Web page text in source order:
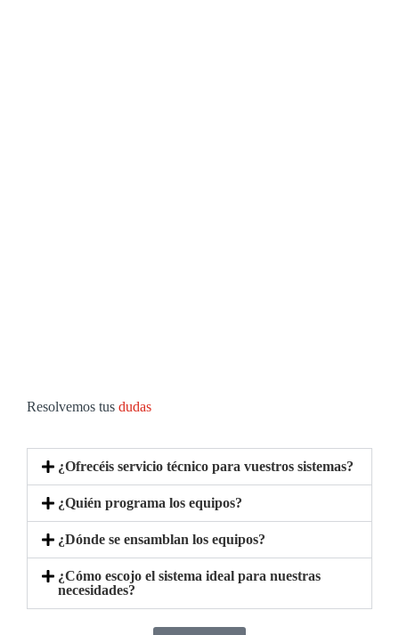
Resolvemos tus dudas
¿Ofrecéis servicio técnico para vuestros sistemas?
¿Quién programa los equipos?
¿Dónde se ensamblan los equipos?
¿Cómo escojo el sistema ideal para nuestras
necesidades?